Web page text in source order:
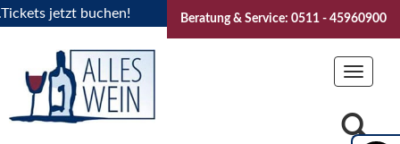
jetzt buchen! "Das Sommerfest 2026" Vive la
Beratung & Service: 0511 - 45960900
Toggle